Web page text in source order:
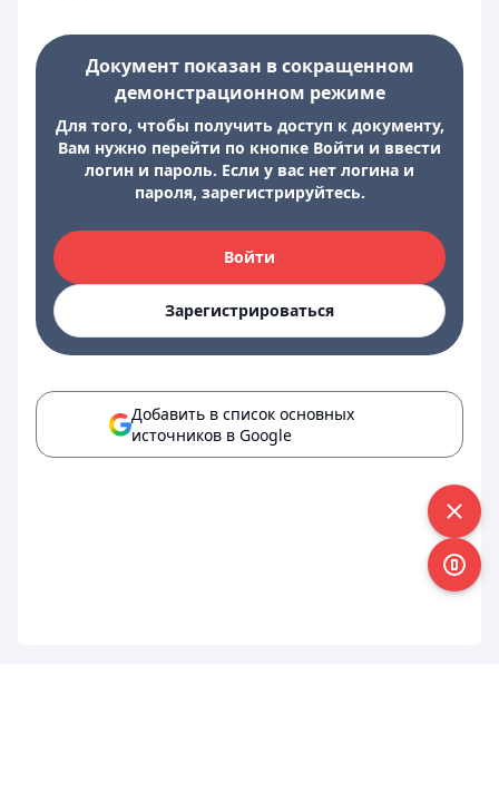
Документ показан в сокращенном
демонстрационном режиме
Для того, чтобы получить доступ к документу,
Вам нужно перейти по кнопке Войти и ввести
логин и пароль. Если у вас нет логина и
пароля, зарегистрируйтесь.
Войти
Зарегистрироваться
Добавить в список основных
источников в Google